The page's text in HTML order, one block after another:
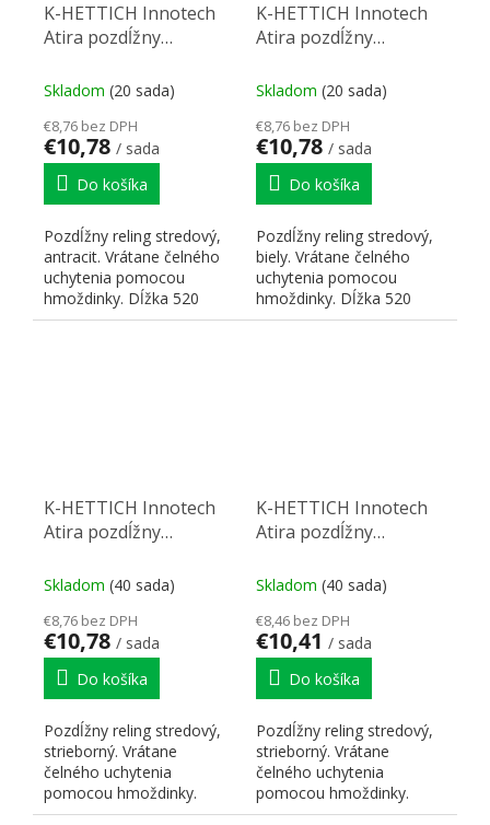
K-HETTICH Innotech
Atira pozdĺžny
antracit, hmoždinka
Skladom (20 sada)
€8,76 bez DPH
€10,78 / sada
Do košíka
Pozdĺžny reling stredový,
antracit. Vrátane čelného
uchytenia pomocou
hmoždinky. Dĺžka 520
mm.
K-HETTICH Innotech
Atira pozdĺžny
biely, hmoždinka
Skladom (20 sada)
€8,76 bez DPH
€10,78 / sada
Do košíka
Pozdĺžny reling stredový,
biely. Vrátane čelného
uchytenia pomocou
hmoždinky. Dĺžka 520
mm.
K-HETTICH Innotech
Atira pozdĺžny
strieborný, hmoždinka
Skladom (40 sada)
€8,76 bez DPH
€10,78 / sada
Do košíka
Pozdĺžny reling stredový,
strieborný. Vrátane
čelného uchytenia
pomocou hmoždinky.
Dĺžka 520 mm.
K-HETTICH Innotech
Atira pozdĺžny
strieborný, hmoždinka
Skladom (40 sada)
€8,46 bez DPH
€10,41 / sada
Do košíka
Pozdĺžny reling stredový,
strieborný. Vrátane
čelného uchytenia
pomocou hmoždinky.
Dĺžka 470 mm.